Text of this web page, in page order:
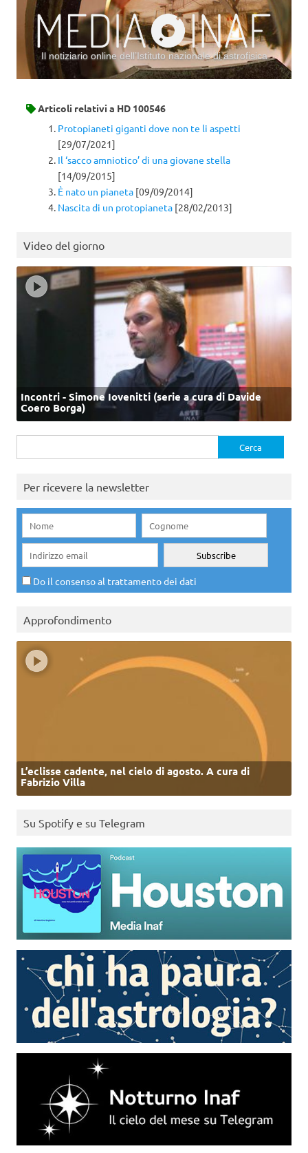
Il notiziario online dell’Istituto nazionale di astrofisica
Articoli relativi a HD 100546
Protopianeti giganti dove non te li aspetti
[29/07/2021]
Il ‘sacco amniotico’ di una giovane stella
[14/09/2015]
È nato un pianeta [09/09/2014]
Nascita di un protopianeta [28/02/2013]
Video del giorno
Incontri - Simone Iovenitti (serie a cura di Davide
Coero Borga)
per:
Per ricevere la newsletter
Do il consenso al trattamento dei dati
Approfondimento
L’eclisse cadente, nel cielo di agosto. A cura di
Fabrizio Villa
Su Spotify e su Telegram